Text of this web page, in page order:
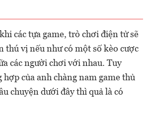
các tựa game, trò chơi điện tử sẽ
thú vị nếu như có một số kèo cược
các người chơi với nhau. Tuy
của anh chàng nam game thủ
chuyện dưới đây thì quả là có